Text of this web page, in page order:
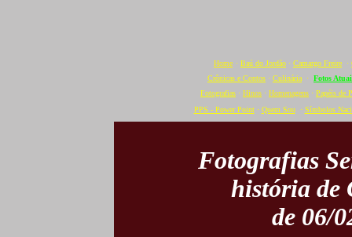
Home · Baú do Jordão · Camargo Freire ·
Crônicas e Contos · Culinária · Fotos
Fotografias · Hinos · Homenagens · Papéis de
PPS - Power Point· Quem Sou· Símbolos
Fotografias
história de
de 06/